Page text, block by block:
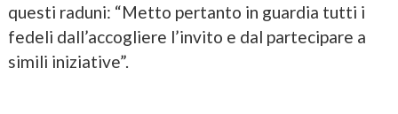
questi raduni: “Metto pertanto in guardia tutti i
fedeli dall’accogliere l’invito e dal partecipare a
simili iniziative”.